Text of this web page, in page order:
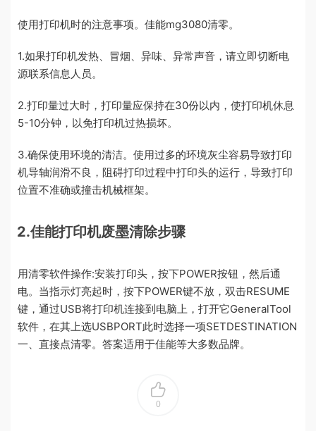
使用打印机时的注意事项。佳能mg3080清零。
1.如果打印机发热、冒烟、异味、异常声音，请立即切断电
源联系信息人员。
2.打印量过大时，打印量应保持在30份以内，使打印机休息
5-10分钟，以免打印机过热损坏。
3.确保使用环境的清洁。使用过多的环境灰尘容易导致打印
机导轴润滑不良，阻碍打印过程中打印头的运行，导致打印
位置不准确或撞击机械框架。
2.佳能打印机废墨清除步骤
用清零软件操作:安装打印头，按下POWER按钮，然后通
电。当指示灯亮起时，按下POWER键不放，双击RESUME
键，通过USB将打印机连接到电脑上，打开它GeneralTool
软件，在其上选USBPORT此时选择一项SETDESTINATION
一、直接点清零。答案适用于佳能等大多数品牌。
0